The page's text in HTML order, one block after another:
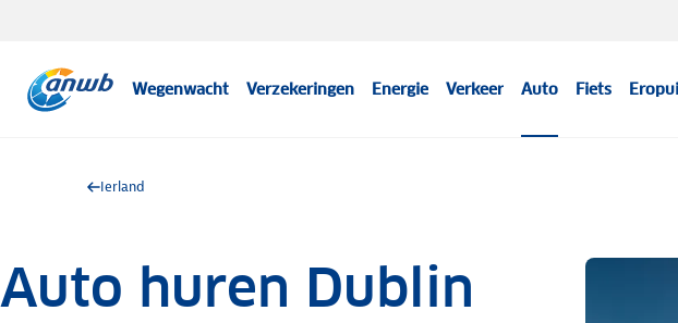
Wegenwacht Verzekeringen Energie Verkeer Auto Fiets
Ierland
Auto huren Dublin